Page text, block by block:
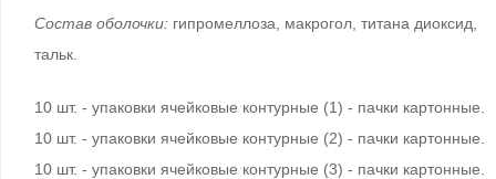
Состав оболочки: гипромеллоза, макрогол, титана диоксид,
тальк.
10 шт. - упаковки ячейковые контурные (1) - пачки картонные.
10 шт. - упаковки ячейковые контурные (2) - пачки картонные.
10 шт. - упаковки ячейковые контурные (3) - пачки картонные.